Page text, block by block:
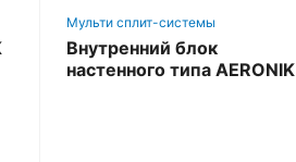
Мульти сплит-системы
Внутренний блок
настенного типа AERONIK